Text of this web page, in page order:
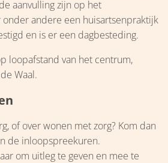
aanvulling zijn op het
andere een huisartsenpraktijk
en is er een dagbesteding.
loopafstand van het centrum,
Waal.
of over wonen met zorg? Kom dan
de inloopspreekuren.
om uitleg te geven en mee te